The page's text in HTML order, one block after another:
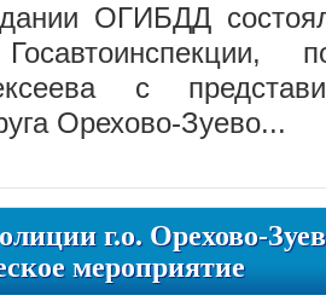
ОГИБДД
с
Орехово-Зуево...
г.о. Орехово-
мероприятие